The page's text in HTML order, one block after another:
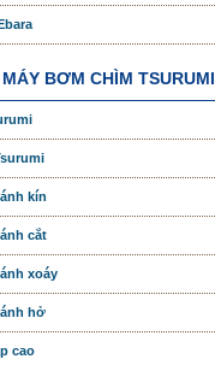
MÁY BƠM CHÌM TSURUMI
kín
cắt
xoáy
hở
cao